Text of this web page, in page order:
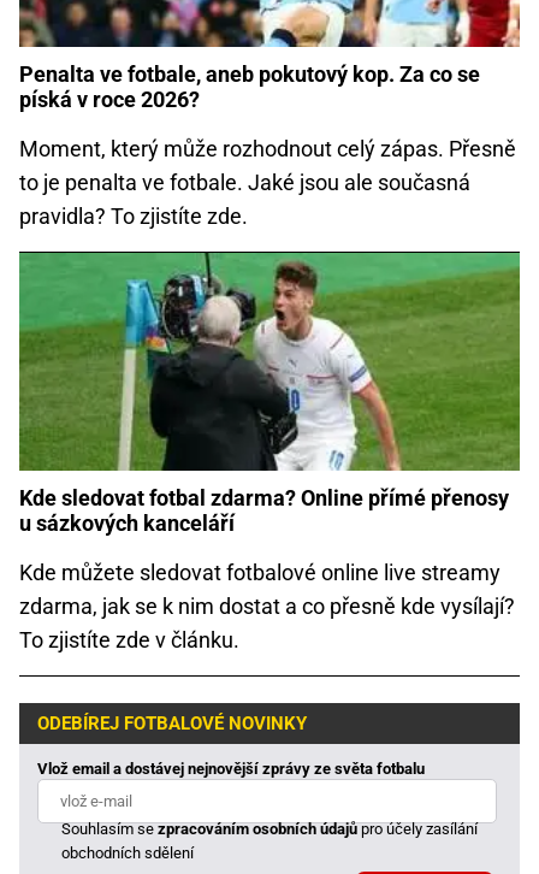
Penalta ve fotbale, aneb pokutový kop. Za co se
píská v roce 2026?
Moment, který může rozhodnout celý zápas. Přesně
to je penalta ve fotbale. Jaké jsou ale současná
pravidla? To zjistíte zde.
Kde sledovat fotbal zdarma? Online přímé přenosy
u sázkových kanceláří
Kde můžete sledovat fotbalové online live streamy
zdarma, jak se k nim dostat a co přesně kde vysílají?
To zjistíte zde v článku.
ODEBÍREJ FOTBALOVÉ NOVINKY
Vlož email a dostávej nejnovější zprávy ze světa fotbalu
Souhlasím sezpracováním osobních údajůpro účely zasílání
obchodních sdělení